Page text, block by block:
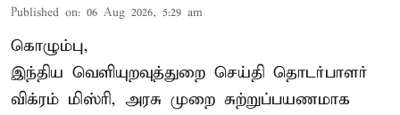
Published on: 06 Aug 2026, 5:29 am
கொழும்பு,
இந்திய வெளியுறவுத்துறை செய்தி தொடர்பாளர்
விக்ரம் மிஸ்ரி, அரசு முறை சுற்றுப்பயணமாக